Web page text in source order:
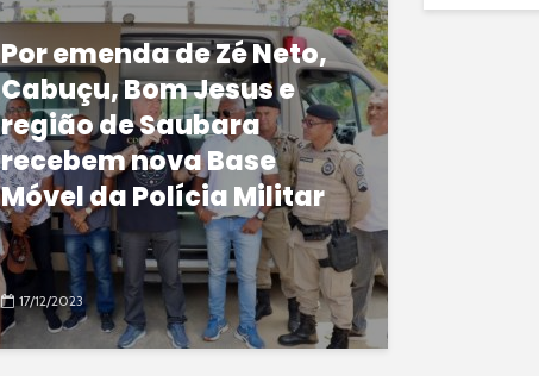
Por emenda de Zé Neto,
Cabuçu, Bom Jesus e
região de Saubara
recebem nova Base
Móvel da Polícia Militar
17/12/2023